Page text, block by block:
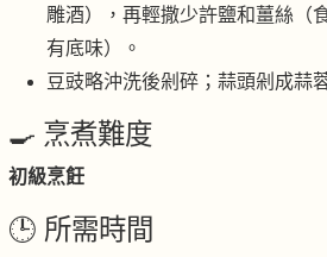
雕酒），再輕撒少許鹽和薑絲（
有底味）。
豆豉略沖洗後剁碎；蒜頭剁成蒜
🍳 烹煮難度
初級烹飪
🕒 所需時間